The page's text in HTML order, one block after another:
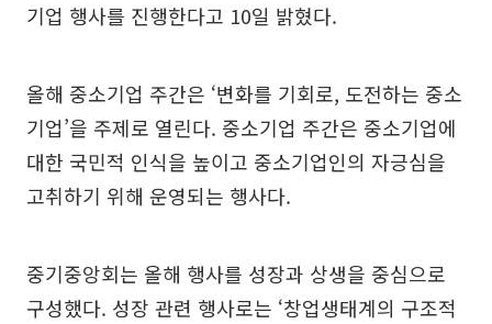
기업 행사를 진행한다고 10일 밝혔다.
올해 중소기업 주간은 ‘변화를 기회로, 도전하는 중소
기업’을 주제로 열린다. 중소기업 주간은 중소기업에
대한 국민적 인식을 높이고 중소기업인의 자긍심을
고취하기 위해 운영되는 행사다.
중기중앙회는 올해 행사를 성장과 상생을 중심으로
구성했다. 성장 관련 행사로는 ‘창업생태계의 구조적